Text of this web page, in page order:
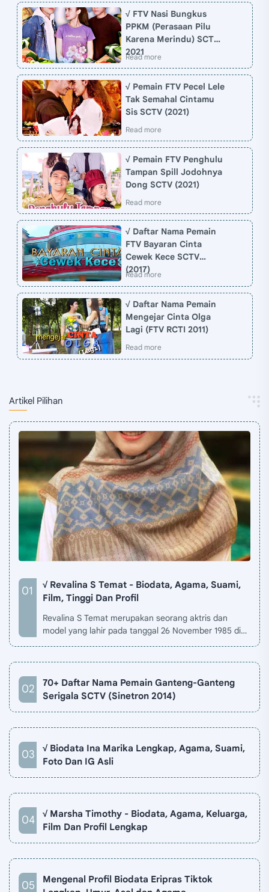
√ FTV Nasi Bungkus
PPKM (Perasaan Pilu
Karena Merindu) SCTV
2021
√ Pemain FTV Pecel Lele
Tak Semahal Cintamu
Sis SCTV (2021)
√ Pemain FTV Penghulu
Tampan Spill Jodohnya
Dong SCTV (2021)
√ Daftar Nama Pemain
FTV Bayaran Cinta
Cewek Kece SCTV
(2017)
√ Daftar Nama Pemain
Mengejar Cinta Olga
Lagi (FTV RCTI 2011)
Artikel Pilihan
√ Revalina S Temat - Biodata, Agama, Suami,
Film, Tinggi Dan Profil
Revalina S Temat merupakan seorang aktris dan
model yang lahir pada tanggal 26 November 1985 di
70+ Daftar Nama Pemain Ganteng-Ganteng
Serigala SCTV (Sinetron 2014)
√ Biodata Ina Marika Lengkap, Agama, Suami,
Foto Dan IG Asli
√ Marsha Timothy - Biodata, Agama, Keluarga,
Film Dan Profil Lengkap
Mengenal Profil Biodata Eripras Tiktok